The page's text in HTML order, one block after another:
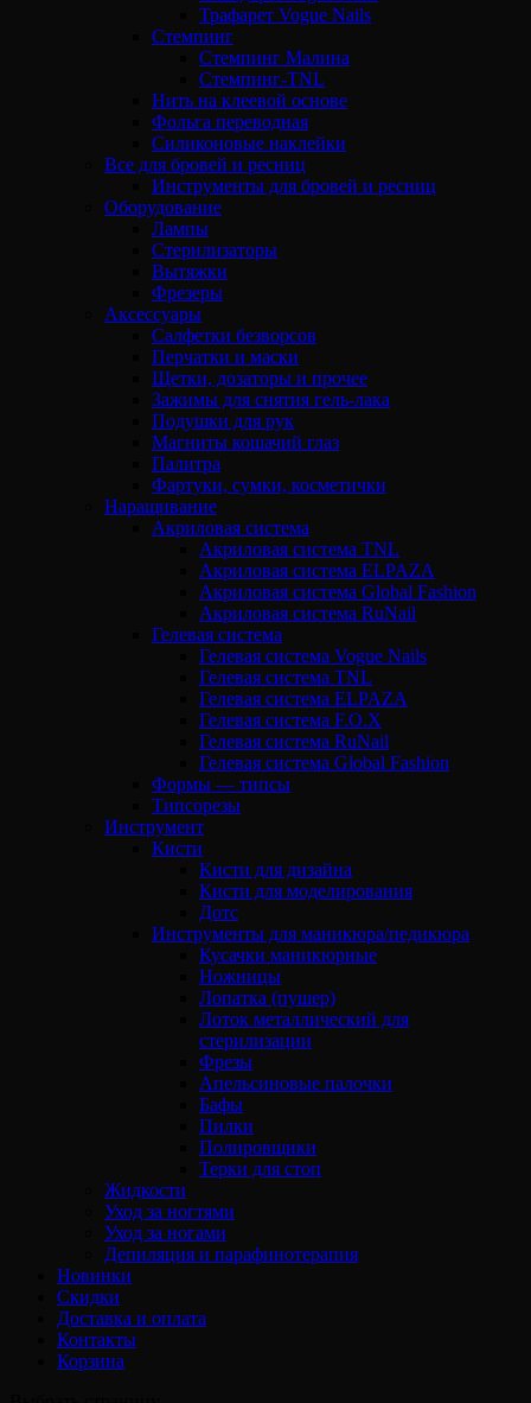
Трафарет Vogue Nails
Стемпинг
Стемпинг Малина
Стемпинг-TNL
Нить на клеевой основе
Фольга переводная
Силиконовые наклейки
Все для бровей и ресниц
Инструменты для бровей и ресниц
Оборудование
Лампы
Стерилизаторы
Вытяжки
Фрезеры
Аксессуары
Салфетки безворсов
Перчатки и маски
Щетки, дозаторы и прочее
Зажимы для снятия гель-лака
Подушки для рук
Магниты кошачий глаз
Палитра
Фартуки, сумки, косметички
Наращивание
Акриловая система
Акриловая система TNL
Акриловая система ELPAZA
Акриловая система Global Fashion
Акриловая система RuNail
Гелевая система
Гелевая система Vogue Nails
Гелевая система TNL
Гелевая система ELPAZA
Гелевая система F.O.X
Гелевая система RuNail
Гелевая система Global Fashion
Формы — типсы
Типсорезы
Инструмент
Кисти
Кисти для дизайна
Кисти для моделирования
Дотс
Инструменты для маникюра/педикюра
Кусачки маникюрные
Ножницы
Лопатка (пушер)
Лоток металлический для
стерилизации
Фрезы
Апельсиновые палочки
Бафы
Пилки
Полировщики
Терки для стоп
Жидкости
Уход за ногтями
Уход за ногами
Депиляция и парафинотерапия
Новинки
Скидки
Доставка и оплата
Контакты
Корзина